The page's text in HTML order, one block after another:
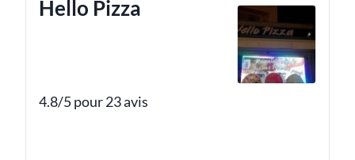
Hello Pizza
4.8/5 pour 23 avis